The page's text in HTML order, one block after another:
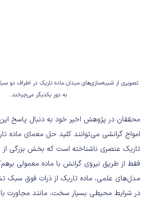
تصویری از شبیه‌سازی‌های میدان ماده تاریک در اطراف دو
به دور یکدیگر می‌چرخند.
محققان در پژوهش اخیر خود به دنبال پاسخ این
امواج گرانشی می‌توانند کلید حل معمای ماده
تاریک عنصری ناشناخته است که بخش بزرگی از
فقط از طریق نیروی گرانش با ماده معمولی
مدل‌های علمی، ماده تاریک از ذرات فوق
در شرایط محیطی بسیار سخت، مانند مجاورت